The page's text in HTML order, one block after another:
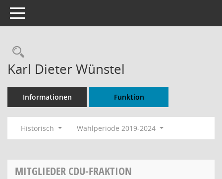
Toggle navigation
Rechercheauswahl
Karl Dieter Wünstel
Informationen Funktion
Historisch Wahlperiode 2019-2024
MITGLIEDER CDU-FRAKTION